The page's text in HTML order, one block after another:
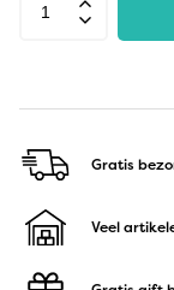
Gratis
Veel